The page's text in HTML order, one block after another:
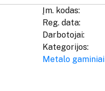
Įm. kodas:
Reg. data:
Darbotojai:
Kategorijos:
Metalo gaminiai